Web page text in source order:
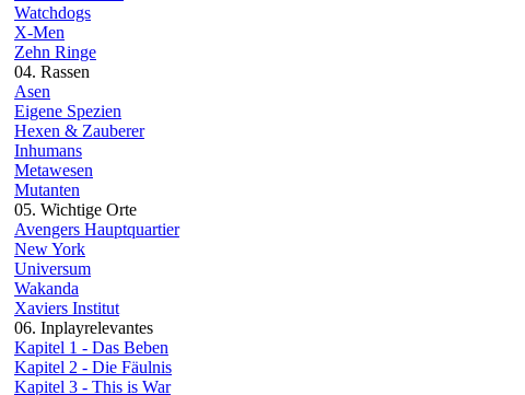
Watchdogs
X-Men
Zehn Ringe
04. Rassen
Asen
Eigene Spezien
Hexen & Zauberer
Inhumans
Metawesen
Mutanten
05. Wichtige Orte
Avengers Hauptquartier
New York
Universum
Wakanda
Xaviers Institut
06. Inplayrelevantes
Kapitel 1 - Das Beben
Kapitel 2 - Die Fäulnis
Kapitel 3 - This is War